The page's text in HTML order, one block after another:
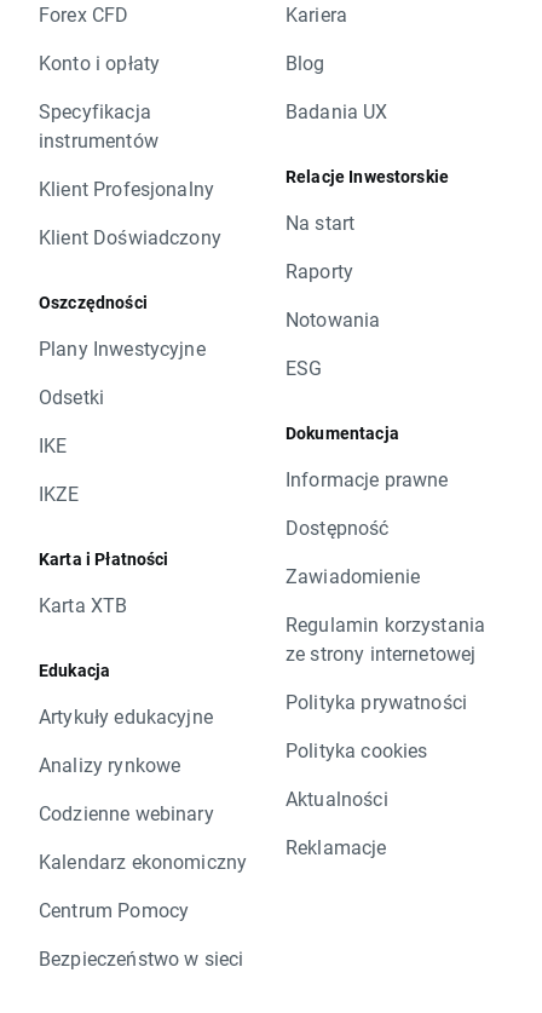
Forex CFD
Konto i opłaty
Specyfikacja
instrumentów
Klient Profesjonalny
Klient Doświadczony
Oszczędności
Plany Inwestycyjne
Odsetki
IKE
IKZE
Karta i Płatności
Karta XTB
Edukacja
Artykuły edukacyjne
Analizy rynkowe
Codzienne webinary
Kalendarz ekonomiczny
Centrum Pomocy
Bezpieczeństwo w sieci
Kariera
Blog
Badania UX
Relacje Inwestorskie
Na start
Raporty
Notowania
ESG
Dokumentacja
Informacje prawne
Dostępność
Zawiadomienie
Regulamin korzystania
ze strony internetowej
Polityka prywatności
Polityka cookies
Aktualności
Reklamacje